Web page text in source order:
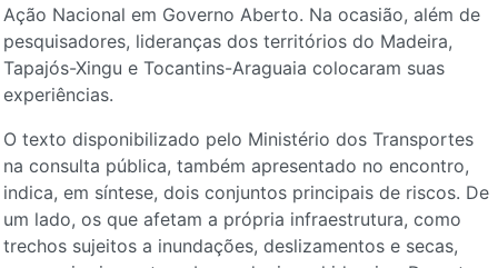
Ação Nacional em Governo Aberto. Na ocasião, além de
pesquisadores, lideranças dos territórios do Madeira,
Tapajós-Xingu e Tocantins-Araguaia colocaram suas
experiências.
O texto disponibilizado pelo Ministério dos Transportes
na consulta pública, também apresentado no encontro,
indica, em síntese, dois conjuntos principais de riscos. De
um lado, os que afetam a própria infraestrutura, como
trechos sujeitos a inundações, deslizamentos e secas,